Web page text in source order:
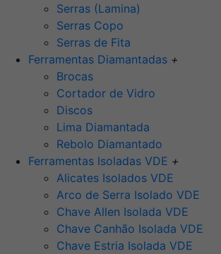
Serras (Lamina)
Serras Copo
Serras de Fita
Ferramentas Diamantadas +
Brocas
Cortador de Vidro
Discos
Lima Diamantada
Rebolo Diamantado
Ferramentas Isoladas VDE +
Alicates Isolados VDE
Arco de Serra Isolado VDE
Chave Allen Isolada VDE
Chave Canhão Isolada VDE
Chave Estria Isolada VDE